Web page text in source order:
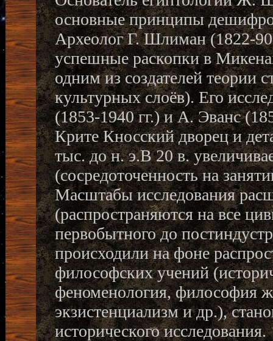
основные принципы
Археолог Г. Шлиман (1822-
успешные раскопки в
одним из создателей теории
культурных слоёв). Его
(1853-1940 гг.) и А. Эванс
Крите Кносский дворец и
тыс. до н. э.В 20 в.
(сосредоточенность на
Масштабы исследования
(распространяются на все
первобытного до
происходили на фоне
философских учений
феноменология, философия
экзистенциализм и др.),
исторического исследования.